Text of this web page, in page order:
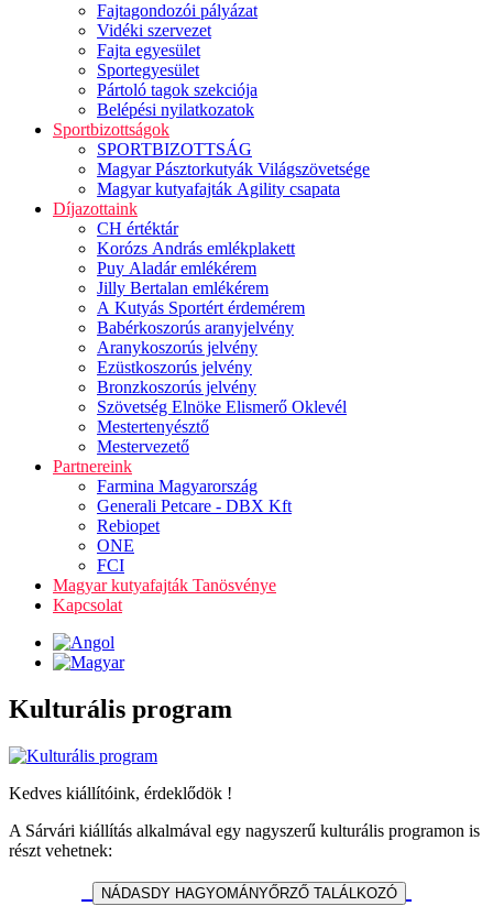
Fajtagondozói pályázat
Vidéki szervezet
Fajta egyesület
Sportegyesület
Pártoló tagok szekciója
Belépési nyilatkozatok
Sportbizottságok
SPORTBIZOTTSÁG
Magyar Pásztorkutyák Világszövetsége
Magyar kutyafajták Agility csapata
Díjazottaink
CH értéktár
Korózs András emlékplakett
Puy Aladár emlékérem
Jilly Bertalan emlékérem
A Kutyás Sportért érdemérem
Babérkoszorús aranyjelvény
Aranykoszorús jelvény
Ezüstkoszorús jelvény
Bronzkoszorús jelvény
Szövetség Elnöke Elismerő Oklevél
Mestertenyésztő
Mestervezető
Partnereink
Farmina Magyarország
Generali Petcare - DBX Kft
Rebiopet
ONE
FCI
Magyar kutyafajták Tanösvénye
Kapcsolat
Kulturális program
Kedves kiállítóink, érdeklődök !
A Sárvári kiállítás alkalmával egy nagyszerű kulturális programon is
részt vehetnek: